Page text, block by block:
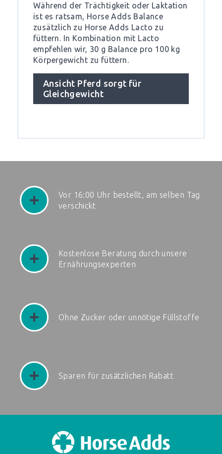
Während der Trächtigkeit oder Laktation
ist es ratsam, Horse Adds Balance
zusätzlich zu Horse Adds Lacto zu
füttern. In Kombination mit Lacto
empfehlen wir, 30 g Balance pro 100 kg
Körpergewicht zu füttern.
Ansicht Pferd sorgt für
Gleichgewicht
Vor 16:00 Uhr bestellt, am selben Tag
verschickt
Kostenlose Beratung durch unsere
Ernährungsexperten
Ohne Zucker oder unnötige Füllstoffe
Sparen für zusätzlichen Rabatt